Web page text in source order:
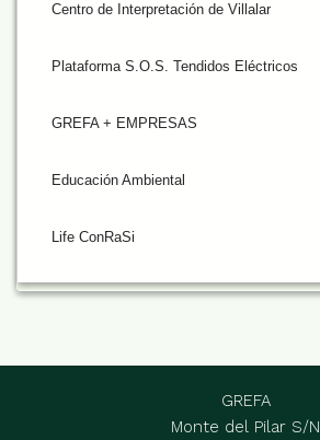
Centro de Interpretación de Villalar
Plataforma S.O.S. Tendidos Eléctricos
GREFA + EMPRESAS
Educación Ambiental
Life ConRaSi
GREFA
Monte del Pilar S/N